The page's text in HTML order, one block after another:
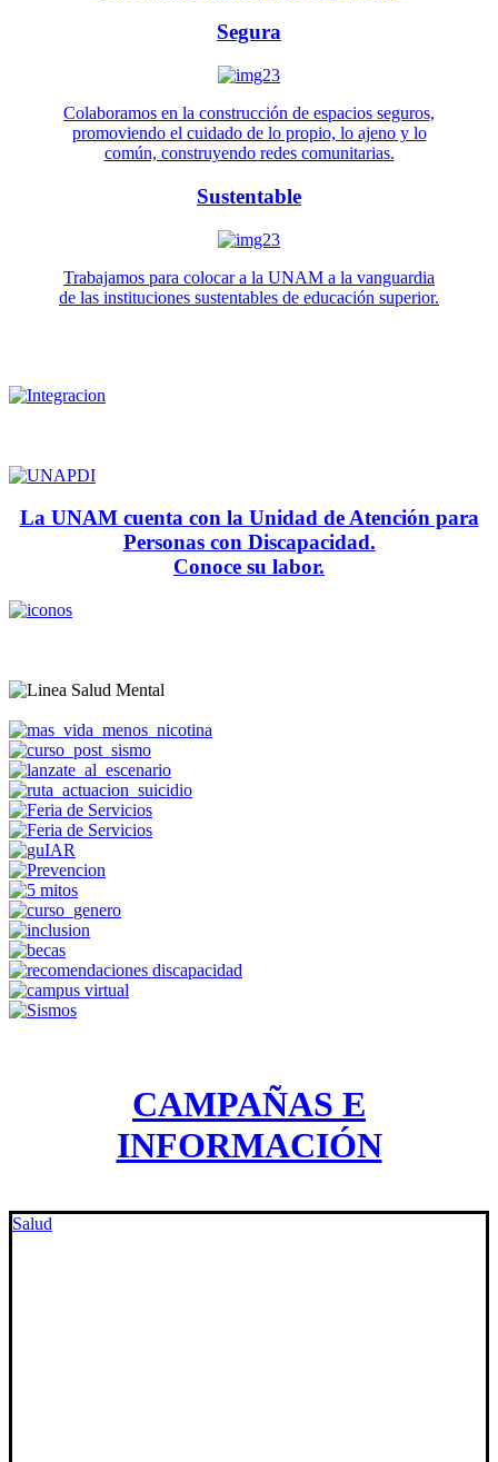
Segura
Colaboramos en la construcción de espacios seguros,
promoviendo el cuidado de lo propio, lo ajeno y lo
común, construyendo redes comunitarias.
Sustentable
Trabajamos para colocar a la UNAM a la vanguardia
de las instituciones sustentables de educación superior.
La UNAM cuenta con la Unidad de Atención para
Personas con Discapacidad.
Conoce su labor.
CAMPAÑAS E
INFORMACIÓN
Salud